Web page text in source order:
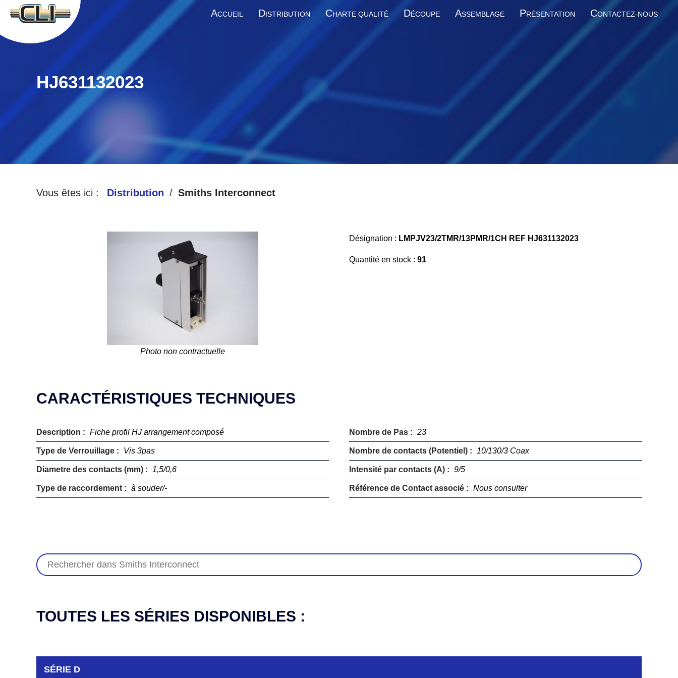
ACCUEIL DISTRIBUTION CHARTE QUALITÉ DÉCOUPE ASSEMBLAGE PRÉSENTATION CONTACTEZ-NOUS
HJ631132023
Vous êtes ici : Distribution Smiths Interconnect
Photo non contractuelle
Désignation : LMPJV23/2TMR/13PMR/1CH REF HJ631132023
Quantité en stock : 91
CARACTÉRISTIQUES TECHNIQUES
Description : Fiche profil HJ arrangement composé Nombre de Pas : 23
Type de Verrouillage : Vis 3pas Nombre de contacts (Potentiel) : 10/130/3 Coax
Diametre des contacts (mm) : 1,5/0,6 Intensité par contacts (A) : 9/5
Type de raccordement : à souder/- Référence de Contact associé : Nous consulter
TOUTES LES SÉRIES DISPONIBLES :
SÉRIE D